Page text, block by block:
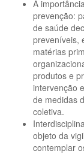
A
prevenção:
de saúde
preveníveis,
matérias
produtos e
intervenção
de medidas
coletiva.
objeto da
contemplar